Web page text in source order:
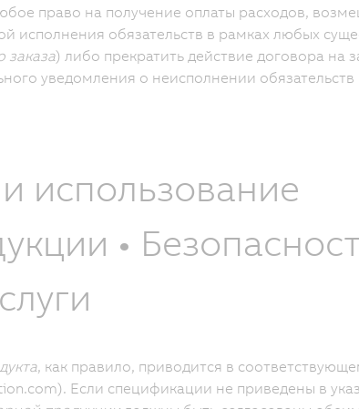
право на получение оплаты расходов,
исполнения обязательств в рамках любых
заказа) либо прекратить действие договора на
уведомления о неисполнении обязательств
использование
•
, как правило, приводится в
Если спецификации не приведены в